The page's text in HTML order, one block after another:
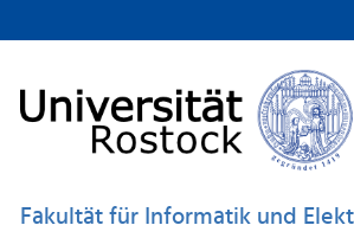
Fakultät für Informatik und